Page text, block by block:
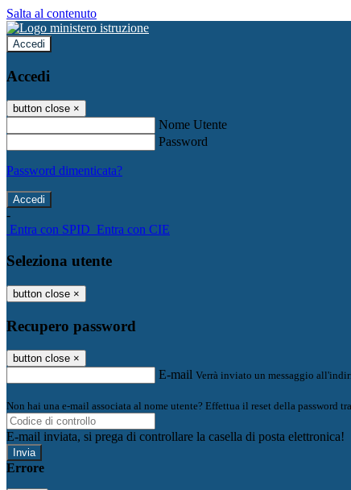
Salta al contenuto
Accedi
Accedi
button close ×
Nome Utente
Password
Password dimenticata?
-
Entra con SPID Entra con CIE
Seleziona utente
button close ×
Recupero password
button close ×
E-mail Verrà inviato un messaggio
Non hai una e-mail associata al nome utente? Effettua il reset della password
E-mail inviata, si prega di controllare la casella di posta elettronica!
Errore